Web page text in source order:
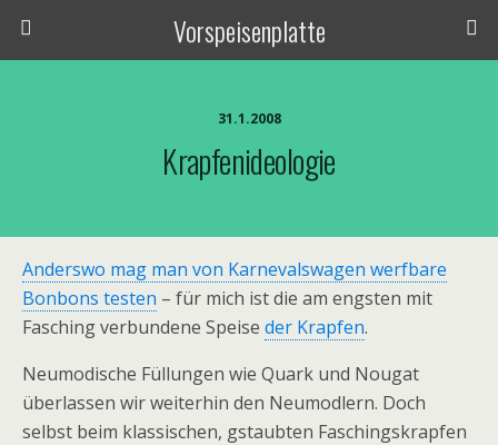
Vorspeisenplatte
31.1.2008
Krapfenideologie
Anderswo mag man von Karnevalswagen werfbare
Bonbons testen – für mich ist die am engsten mit
Fasching verbundene Speise der Krapfen.
Neumodische Füllungen wie Quark und Nougat
überlassen wir weiterhin den Neumodlern. Doch
selbst beim klassischen, gstaubten Faschingskrapfen